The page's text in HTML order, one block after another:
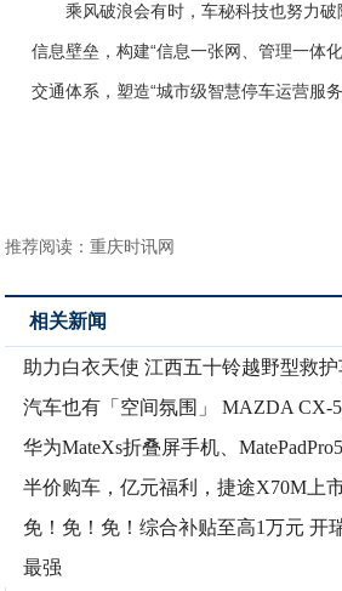
乘风破浪会有时，车秘科技也努力
信息壁垒，构建“信息一张网、管理一体
交通体系，塑造“城市级智慧停车运营服务
推荐阅读：重庆时讯网
相关新闻
助力白衣天使 江西五十铃越野型救
汽车也有「空间氛围」 MAZDA CX-
华为MateXs折叠屏手机、
半价购车，亿元福利，捷途X70M上
免！免！免！综合补贴至高1万元 开
最强